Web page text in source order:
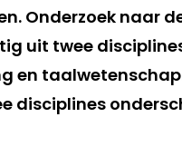
Onderzoek naar
uit twee
en
disciplines